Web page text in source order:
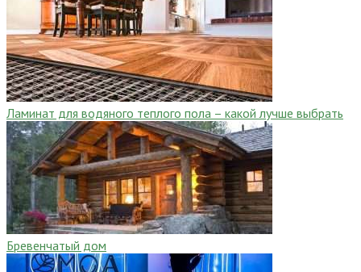
Ламинат для водяного теплого пола – какой лучше выбрать
Бревенчатый дом